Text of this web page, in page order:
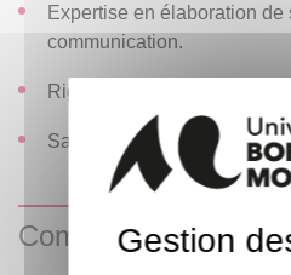
Expertise en élaboration de
communication.
Rigueur professionnelle.
Savoir travailler avec des
Compétences
Gestion